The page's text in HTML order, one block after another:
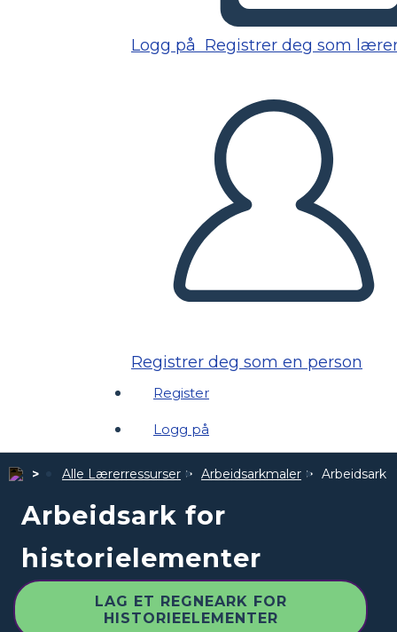
Logg på Registrer deg som
Registrer deg som en person
Register
Logg på
Alle Lærerressurser Arbeidsarkmaler Arbeidsark
Arbeidsark for
historielementer
LAG ET REGNEARK FOR
HISTORIEELEMENTER